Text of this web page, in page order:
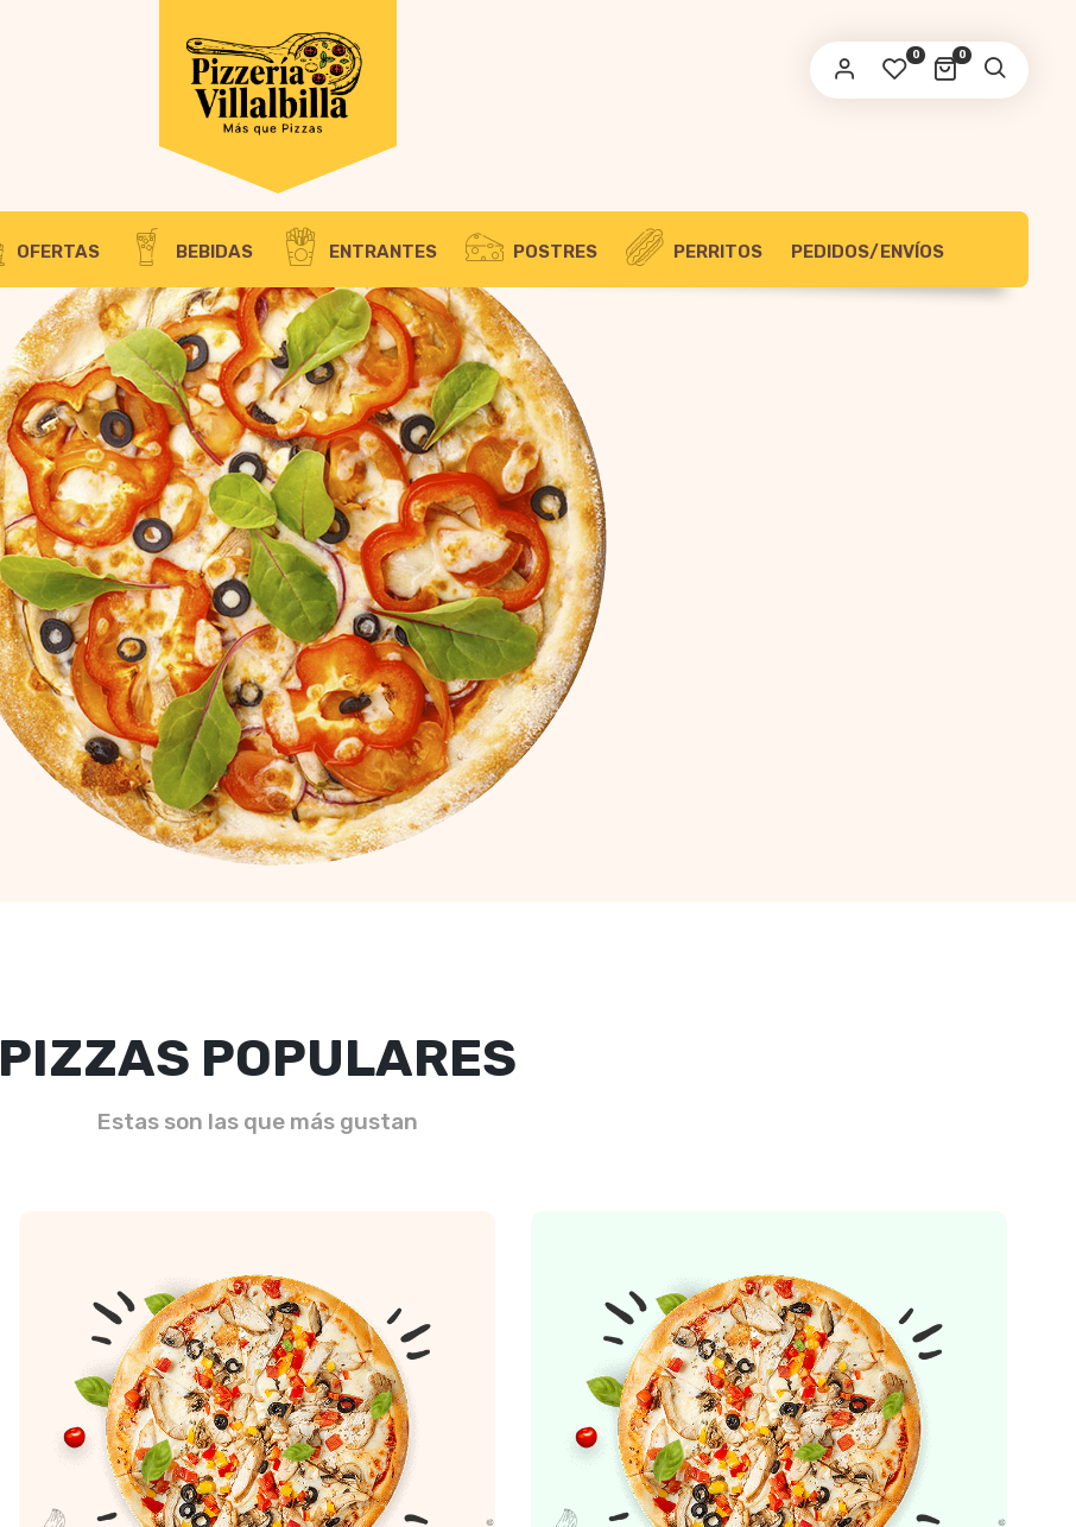
0
0
OBLIGATORIO
RECUÉRDAME
ACCESO
¿Olvidaste la contraseña?
Se enviará un enlace a tu dirección de correo
privacidadpolítica de privacidad.
REGISTRARSE
OFERTAS BEBIDAS ENTRANTES POSTRES PERRITOS PEDIDOS/ENVÍOS
PIZZAS POPULARES
Estas son las que más gustan